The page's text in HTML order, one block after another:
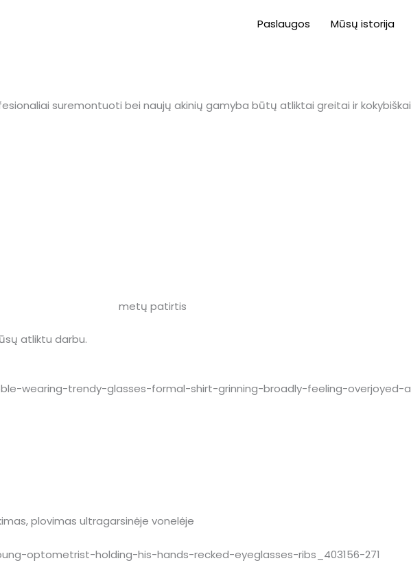
Paslaugos Mūsų istorija
suremontuoti bei naujų akinių gamyba būtų atliktai greitai ir kokybiškai
metų patirtis
atliktu darbu.
plovimas ultragarsinėje vonelėje